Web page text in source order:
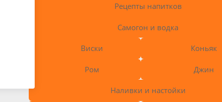
Рецепты напитков
Самогон и водка
Виски Коньяк
Ром Джин
Наливки и настойки